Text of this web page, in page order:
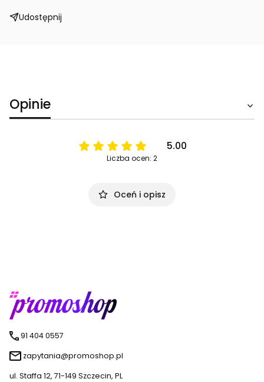
Udostępnij
Opinie
5.00
Liczba ocen: 2
Oceń i opisz
91 404 0557
zapytania@promoshop.pl
ul. Staffa 12, 71-149 Szczecin, PL